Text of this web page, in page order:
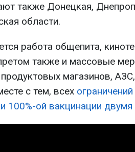
также Донецкая,
области.
работа общепита,
также и массовые
магазинов,
с тем, всех
100%-ой вакцинации